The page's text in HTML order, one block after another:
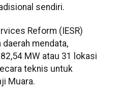
sendiri.
Reform (IESR)
mendata,
MW atau 31 lokasi
teknis untuk
Muara.